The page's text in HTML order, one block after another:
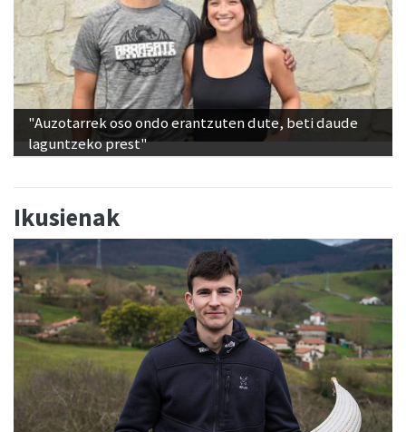
"Auzotarrek oso ondo erantzuten dute, beti daude
laguntzeko prest"
Ikusienak